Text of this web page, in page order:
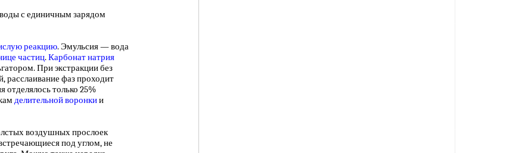
с единичным зарядом
реакцию. Эмульсия — вода
частиц.Карбонат натрия
При экстракции без
расслаивание фаз проходит
только 25%
делительной воронкии
воздушных прослоек
под углом, не